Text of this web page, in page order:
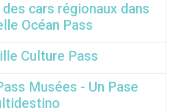
cars régionaux dans
Océan Pass
Culture Pass
Musées - Un Pase